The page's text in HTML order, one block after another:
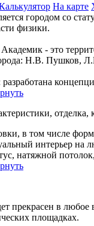
На карте
городом со
физики.
- это
Н.В. Пушков,
разработана
в том числе
интерьер на
натяжной
прекрасен в любое
площадках.